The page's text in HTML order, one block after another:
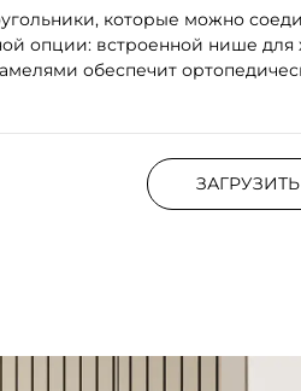
которые можно
опции: встроенной нише
обеспечит